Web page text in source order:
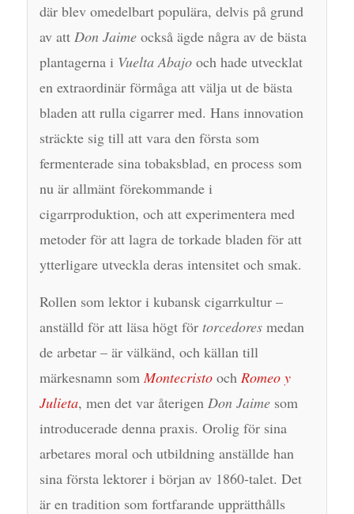
där blev omedelbart populära, delvis på grund
av att Don Jaimeockså ägde några av de bästa
plantagerna i Vuelta Abajooch hade utvecklat
en extraordinär förmåga att välja ut de bästa
bladen att rulla cigarrer med. Hans innovation
sträckte sig till att vara den första som
fermenterade sina tobaksblad, en process som
nu är allmänt förekommande i
cigarrproduktion, och att experimentera med
metoder för att lagra de torkade bladen för att
ytterligare utveckla deras intensitet och smak.
Rollen som lektor i kubansk cigarrkultur –
anställd för att läsa högt för torcedoresmedan
de arbetar – är välkänd, och källan till
märkesnamn somMontecristooch Romeo y
Julieta, men det var återigen Don Jaimesom
introducerade denna praxis. Orolig för sina
arbetares moral och utbildning anställde han
sina första lektorer i början av 1860-talet. Det
är en tradition som fortfarande upprätthålls